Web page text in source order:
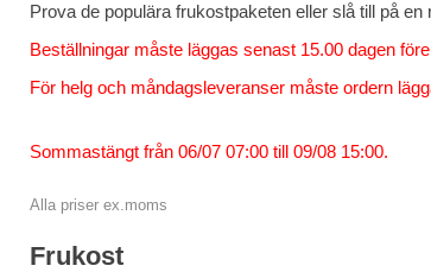
Prova de populära frukostpaketen eller slå till på en
Beställningar måste läggas senast 15.00 dagen
För helg och måndagsleveranser måste ordern
Sommastängt från 06/07 07:00 till 09/08 15:00.
Alla priser ex.moms
Frukost